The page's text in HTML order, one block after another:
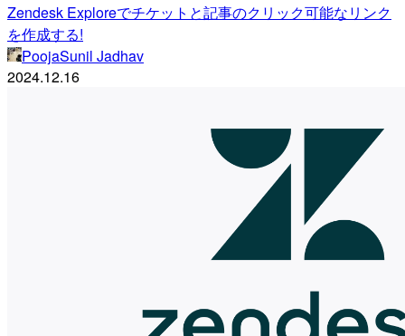
Zendesk Exploreでチケットと記事のクリック可能なリンク
を作成する!
PoojaSunil Jadhav
2024.12.16